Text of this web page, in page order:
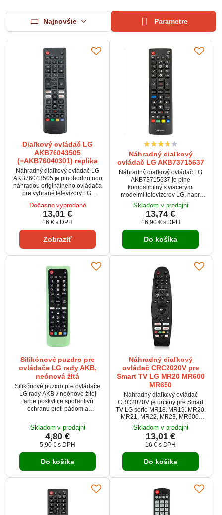
Najnovšie Parametre
Diaľkový ovládač LG
AKB76043505
(=AKB76040301) replika
Náhradný diaľkový ovládač LG
AKB76043505 je plnohodnotnou
náhradou originálneho ovládača
pre vybrané televízory LG.
tlačidiel, jednoduché ovládanie a
spoľahlivú funkčnosť bez
zložitého nastavovania. Stačí
vložiť batérie a ovládač je
pripravený na používanie. Model
AKB76043505 bol nahradený
Dočasne vypredané
13,01 €
16 € s DPH
Zobraziť
Náhradný diaľkový
ovládač LG AKB73715637
Náhradný diaľkový ovládač LG
AKB73715637 je plne
kompatibilný s viacerými
modelmi televízorov LG, napr.
27MT93S a jeho variantmi.
Ovládač nevyžaduje žiadne
nastavovanie ani párovanie –
stačí vložiť batérie. Kvalitné
spracovanie zaručuje dlhú
životnosť, presnú odozvu tlačidiel
a silný signál. Vzhľadovo je
rovnaký ako originál, len bez
Skladom v predajni
13,74 €
16,90 € s DPH
Do košíka
Silikónové puzdro pre
ovládače LG rady AKB,
neónová žltá
Silikónové puzdro pre ovládače
LG rady AKB v neónovo žltej
farbe poskytuje spoľahlivú
ochranu proti pádom a
príjemný na dotyk. Hrubší silikón
chráni ovládač pred prachom,
nárazmi a znečistením. Obal má
fluorescenčnú úpravu a svieti v
tme, čo uľahčuje nájdenie
Skladom v predajni
4,80 €
5,90 € s DPH
Do košíka
Náhradný diaľkový
ovládač CRC2020V pre
Smart TV LG MR20 MR600
MR650
Náhradný diaľkový ovládač
CRC2020V je určený pre Smart
TV LG série MR18, MR19, MR20,
MR21, MR22, MR23, MR600,
MR650 a AKB. Ponúka
plnohodnotné ovládanie
všetkých základných funkcií a
zároveň disponuje rýchlymi
tlačidlami pre Netflix, Disney+,
Prime Video a Rakuten. Vďaka
skvelou náhradou za pôvodný
ovládač alebo doplnkom do
domácnosti. Praktický a
univerzálny ovládač...
Skladom v predajni
13,01 €
16 € s DPH
Do košíka